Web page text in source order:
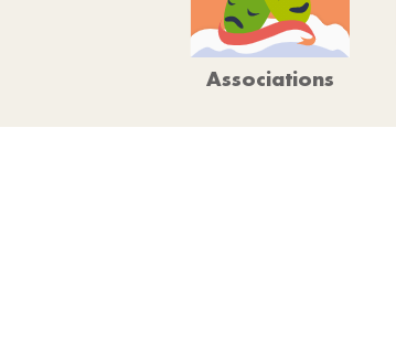
Associations